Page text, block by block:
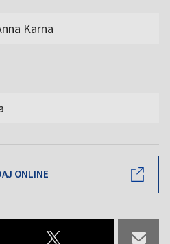
Karna
ONLINE